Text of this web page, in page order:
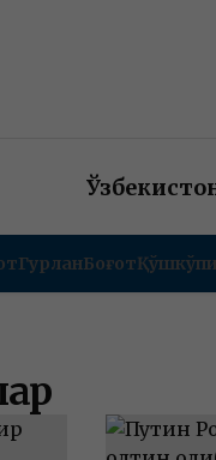
ГурланБоғот